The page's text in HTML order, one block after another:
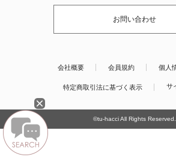
お問い合わせ
会社概要 会員規約 個人
特定商取引法に基づく表示 サ
©tu-hacci All Rights Reserved.